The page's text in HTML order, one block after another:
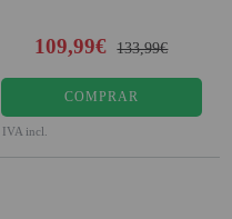
109,99€ 133,99€
COMPRAR
IVA incl.